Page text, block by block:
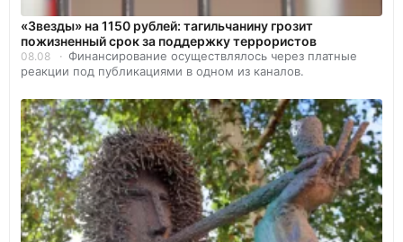
«Звезды» на 1150 рублей: тагильчанину грозит
пожизненный срок за поддержку террористов
08.08
Финансирование осуществлялось через платные
реакции под публикациями в одном из каналов.